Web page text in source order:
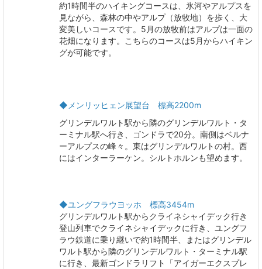
約1時間半のハイキングコースは、氷河やアルプスを
見ながら、森林の中やアルプ（放牧地）を歩く、大
変美しいコースです。5月の放牧前はアルプは一面の
花畑になります。こちらのコースは5月からハイキン
グが可能です。
◆メンリッヒェン展望台 標高2200m
グリンデルワルト駅から隣のグリンデルワルト・タ
ーミナル駅へ行き、ゴンドラで20分。南側はベルナ
ーアルプスの峰々。東はグリンデルワルトの村。西
にはインターラーケン。シルトホルンも望めます。
◆ユングフラウヨッホ 標高3454m
グリンデルワルト駅からクライネシャイデック行き
登山列車でクライネシャイデックに行き、ユングフ
ラウ鉄道に乗り継いで約1時間半、またはグリンデル
ワルト駅から隣のグリンデルワルト・ターミナル駅
に行き、最新ゴンドラリフト「アイガーエクスプレ